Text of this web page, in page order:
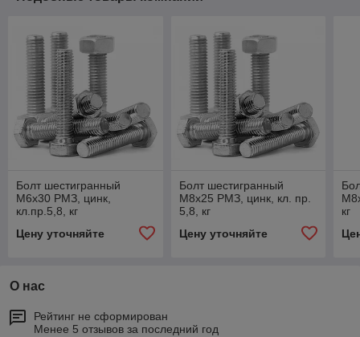
Болт шестигранный
М6х30 РМЗ, цинк,
кл.пр.5,8, кг
Цену уточняйте
Болт шестигранный
М8х25 РМЗ, цинк, кл. пр.
5,8, кг
Цену уточняйте
кг
О нас
Рейтинг не сформирован
Менее 5 отзывов за последний год